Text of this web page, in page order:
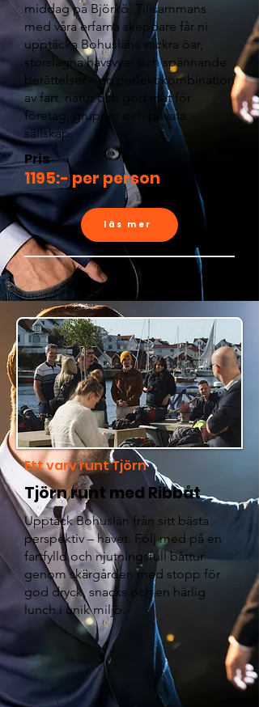
middag på Björkö. Tillsammans
med våra erfarna skeppare får ni
upptäcka Bohusläns vackra öar,
storslagna havsvyer och spännande
berättelser – en perfekt kombination
av fart, natur och god mat för
företag, grupper och privata
sällskap.
Pris
1195:- per person
läs mer
Ett varv runt Tjörn
Tjörn runt med Ribbåt
Upptäck Bohuslän från sitt bästa
perspektiv – havet. Följ med på en
fartfylld och njutningsfull båttur
genom skärgården med stopp för
god dryck, snacks och en härlig
lunch i unik miljö.